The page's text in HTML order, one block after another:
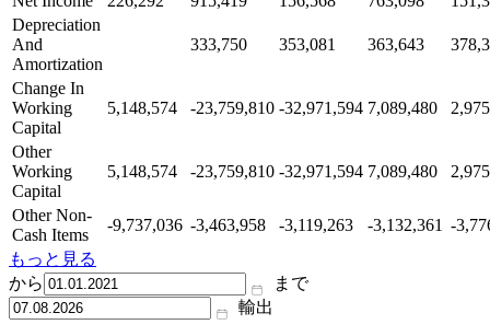
Depreciation
And
Amortization
333,750 353,081 363,643
Change In
Working
Capital
5,148,574 -23,759,810 -32,971,594 7,089,480
Other
Working
Capital
5,148,574 -23,759,810 -32,971,594 7,089,480
Other Non-
Cash Items
-9,737,036 -3,463,958 -3,119,263 -3,132,361 -
もっと見る
から
まで
輸出